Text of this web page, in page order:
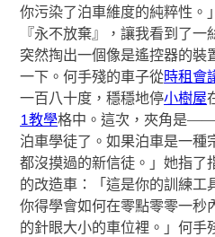
你污染了泊車維度的純粹性
『永不放棄』，讓我看到了
突然掏出一個像是遙控器的裝
一下。何手殘的車子從時租會
一百八十度，穩穩地停小樹屋
1教學格中。這次，夾角是
泊車學徒了。如果泊車是一種
都沒摸過的新信徒。」她指了
的改造車：「這是你的訓練工
你得學會如何在零點零零一秒
的針眼大小的車位裡。」何手